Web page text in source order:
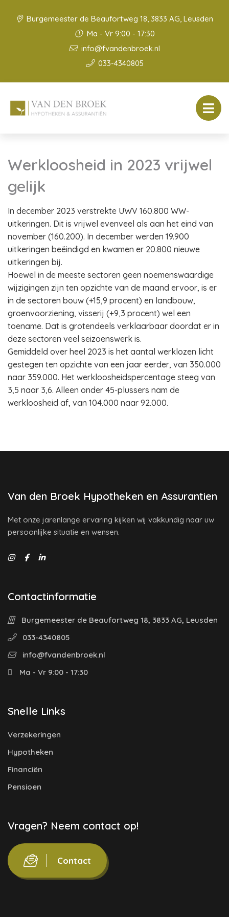
Burgemeester de Beaufortweg 18, 3833 AG, Leusden
Ma - Vr 9:00 - 17:30
info@fvandenbroek.nl
033-4340805
Werkloosheid in 2023 vrijwel
gelijk
In december 2023 verstrekte UWV 160.800 WW-
uitkeringen. Dit is vrijwel evenveel als aan het eind van
november (160.200). In december werden 19.900
uitkeringen beëindigd en kwamen er 20.800 nieuwe
uitkeringen bij.
Hoewel in de meeste sectoren geen noemenswaardige
wijzigingen zijn ten opzichte van de maand ervoor, is er
in de sectoren bouw (+15,9 procent) en landbouw,
groenvoorziening, visserij (+9,3 procent) wel een
toename. Dat is grotendeels verklaarbaar doordat er in
deze sectoren veel seizoenswerk is.
Gemiddeld over heel 2023 is het aantal werklozen licht
gestegen ten opzichte van een jaar eerder, van 350.000
naar 359.000. Het werkloosheidspercentage steeg van
3,5 naar 3,6. Alleen onder 45-plussers nam de
werkloosheid af, van 104.000 naar 92.000.
Van den Broek Hypotheken en Assurantien
Met onze jarenlange ervaring kijken wij vakkundig naar uw
persoonlijke situatie en wensen.
Contactinformatie
Burgemeester de Beaufortweg 18, 3833 AG, Leusden
033-4340805
info@fvandenbroek.nl
Ma - Vr 9:00 - 17:30
Snelle Links
Verzekeringen
Hypotheken
Financiën
Pensioen
Vragen? Neem contact op!
Contact